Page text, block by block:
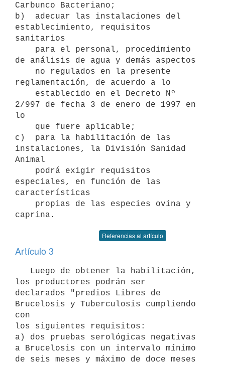
Carbunco Bacteriano;
b)  adecuar las instalaciones del
establecimiento, requisitos
sanitarios
de análisis de agua y demás aspectos
reglamentación, de acuerdo a lo
2/997 de fecha 3 de enero de 1997 en
lo
c)  para la habilitación de las
instalaciones, la División Sanidad
Animal
especiales, en función de las
características
caprina.
Referencias al artículo
Artículo 3
los productores podrán ser
declarados "predios Libres de
Brucelosis y Tuberculosis cumpliendo
con
los siguientes requisitos:
a) dos pruebas serológicas negativas
a Brucelosis con un intervalo mínimo
de seis meses y máximo de doce meses